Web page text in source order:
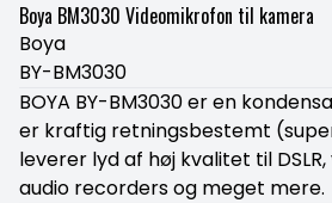
Boya BM3030 Videomikrofon til kamera
Boya
BY-BM3030
BOYA BY-BM3030 er en
er kraftig retningsbestemt
leverer lyd af høj kvalitet til
audio recorders og meget mere.